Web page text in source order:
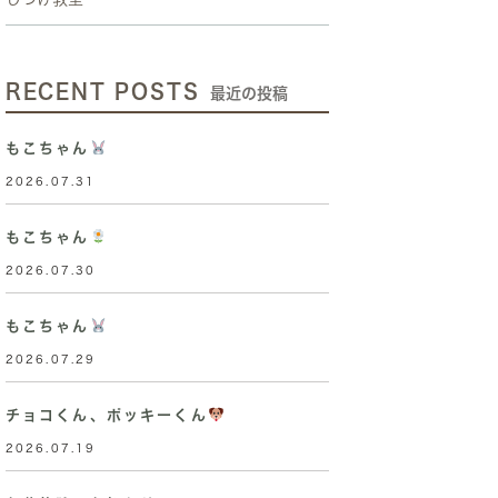
RECENT POSTS 最近の投稿
もこちゃん
2026.07.31
もこちゃん
2026.07.30
もこちゃん
2026.07.29
チョコくん、ポッキーくん
2026.07.19